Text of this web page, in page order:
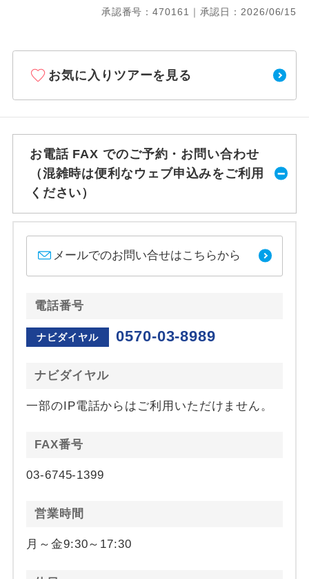
承認番号：470161｜承認日：2026/06/15
お気に入りツアーを見る
お電話 FAX でのご予約・お問い合わせ
（混雑時は便利なウェブ申込みをご利用
ください）
メールでのお問い合せはこちらから
電話番号
ナビダイヤル 0570-03-8989
ナビダイヤル
一部のIP電話からはご利用いただけません。
FAX番号
03-6745-1399
営業時間
月～金9:30～17:30